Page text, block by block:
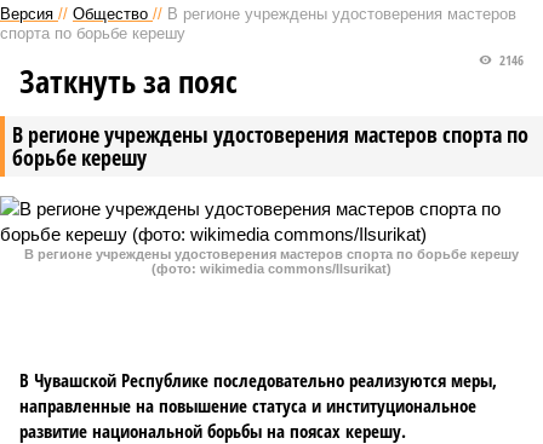
Версия // Общество // В регионе учреждены удостоверения мастеров
спорта по борьбе керешу
В регионе учреждены удостоверения мастеров спорта по
борьбе керешу
2146
Заткнуть за пояс
В регионе учреждены удостоверения мастеров спорта по борьбе керешу
(фото: wikimedia commons/Ilsurikat)
В Чувашской Республике последовательно реализуются меры,
направленные на повышение статуса и институциональное
развитие национальной борьбы на поясах керешу.